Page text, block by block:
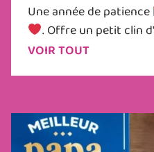
Une année de patience
. Offre un petit clin
VOIR TOUT